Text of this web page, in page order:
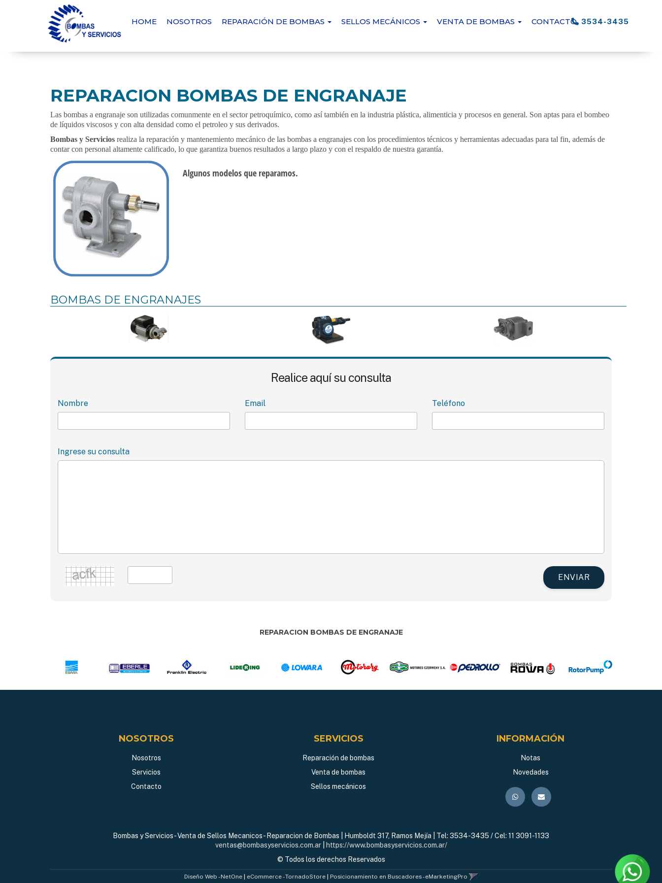
HOME NOSOTROS REPARACIÓN DE BOMBAS SELLOS MECÁNICOS VENTA DE BOMBAS CONTACTO 3534-3435
REPARACION BOMBAS DE ENGRANAJE
Las bombas a engranaje son utilizadas comunmente en el sector petroquímico, como así también en la industria plástica, alimenticia y procesos en general. Son aptas para el bombeo
de líquidos viscosos y con alta densidad como el petroleo y sus derivados.
Bombas y Servicios realiza la reparación y mantenemiento mecánico de las bombas a engranajes con los procedimientos técnicos y herramientas adecuadas para tal fin, además de
contar con personal altamente calificado, lo que garantiza buenos resultados a largo plazo y con el respaldo de nuestra garantía.
Algunos modelos que reparamos.
BOMBAS DE ENGRANAJES
Realice aquí su consulta
Nombre Email Teléfono
Ingrese su consulta
ENVIAR
REPARACION BOMBAS DE ENGRANAJE
NOSOTROS
Nosotros
Servicios
Contacto
SERVICIOS
Reparación de bombas
Venta de bombas
Sellos mecánicos
INFORMACIÓN
Notas
Novedades
Bombas y Servicios - Venta de Sellos Mecanicos - Reparacion de Bombas | Humboldt 317, Ramos Mejía | Tel: 3534-3435 / Cel: 11 3091-1133
ventas@bombasyservicios.com.ar|
https://www.bombasyservicios.com.ar/
© Todos los derechos Reservados
Diseño Web - NetOne| eCommerce - TornadoStore| Posicionamiento en Buscadores - eMarketingPro